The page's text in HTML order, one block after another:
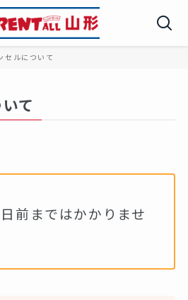
セルについて
て
前まではかかりませ